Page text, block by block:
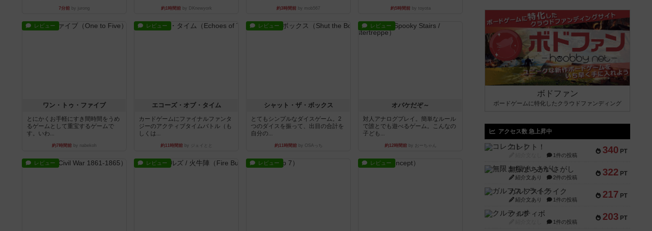
7分前 by jurong 約1時間前by DKnewyork 約3時間前 by mob567 約5時間前by toyota
レビュー
ワン・トゥ・ファイブ
とにかくお手軽にすき間時間をうめ
るゲームとして重宝するゲームで
す。いわ...
約7時間前 by nabekoh
レビュー
エコーズ・オブ・タイム
カードゲームにファイナルファンタ
ジーのアクティブタイムバトル（も
しくは...
約11時間前by ジェイとと
レビュー
シャット・ザ・ボックス
とてもシンプルなダイスゲーム。2
つのダイスを振って、出目の合計を
自分の...
約11時間前by OSAっち
レビュー
オバケだぞ～
対人アナログプレイ。簡単なルール
で誰とでも遊べるゲーム。こんなの
子ども...
約12時間前by おーちゃん
レビュー レビュー レビュー レビュー
ボドファン
ボードゲームに特化したクラウドファンディング
アクセス数 急上昇中
340 PT
コレクト！
1件の投稿
322 PT
無限まちがいさがし
紹介文あり 2件の投稿
217 PT
ガルフストライク
紹介文あり 1件の投稿
203 PT
クルティボ
1件の投稿